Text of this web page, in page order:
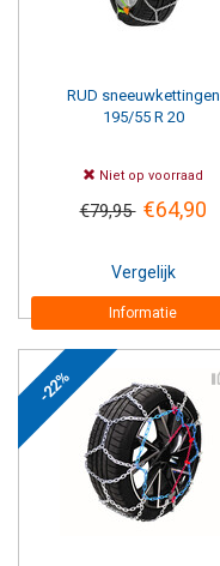
RUD sneeuwkettingen
195/55 R 20
Niet op voorraad
€79,95 €64,90
Vergelijk
Informatie
-22%